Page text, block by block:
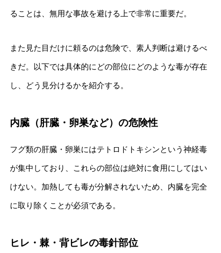
ることは、無用な事故を避ける上で非常に重要だ。
また見た目だけに頼るのは危険で、素人判断は避けるべ
きだ。以下では具体的にどの部位にどのような毒が存在
し、どう見分けるかを紹介する。
内臓（肝臓・卵巣など）の危険性
フグ類の肝臓・卵巣にはテトロドトキシンという神経毒
が集中しており、これらの部位は絶対に食用にしてはい
けない。加熱しても毒が分解されないため、内臓を完全
に取り除くことが必須である。
ヒレ・棘・背ビレの毒針部位